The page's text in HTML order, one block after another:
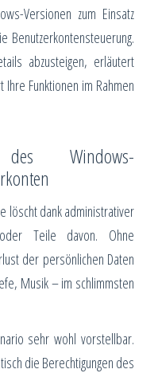
Versionen zum Einsatz
Benutzerkontensteuerung.
abzusteigen, erläutert
Funktionen im Rahmen
des Windows-
löscht dank administrativer
Teile davon. Ohne
der persönlichen Daten
Musik – im schlimmsten
sehr wohl vorstellbar.
die Berechtigungen des